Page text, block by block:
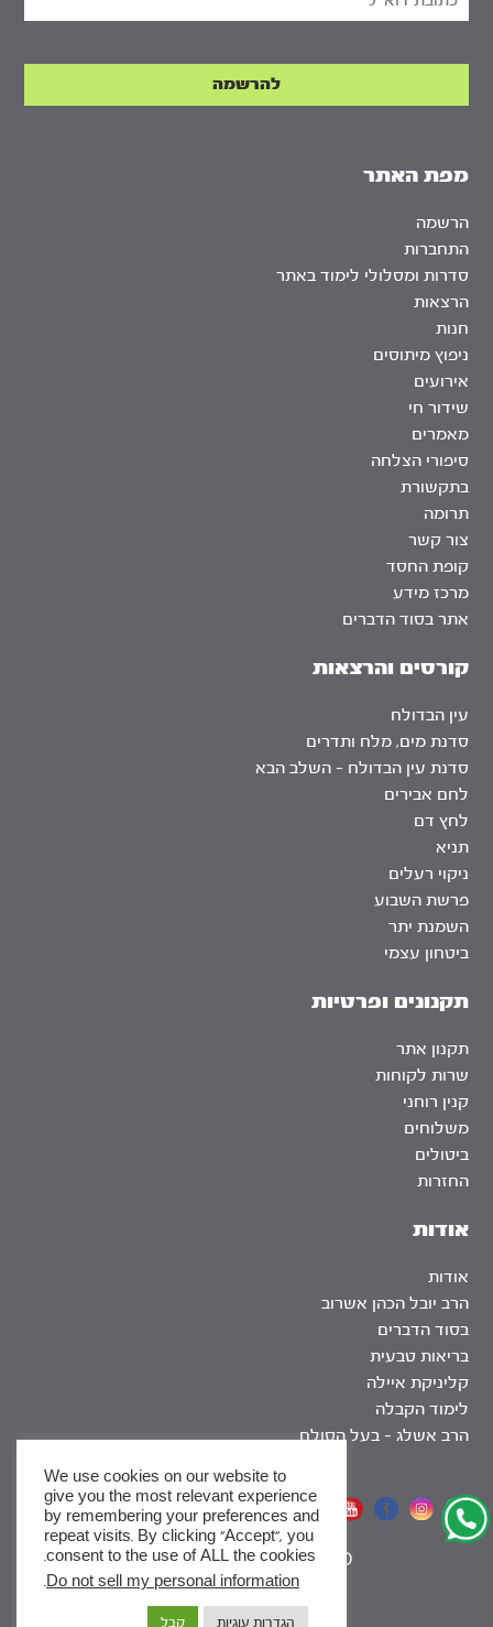
אודות
אודות
הרב יובל הכהן אשרוב
בסוד הדברים
בריאות טבעית
קליניקת איילה
לימוד הקבלה
הרב אשלג – בעל הסולם
מפת האתר
הרשמה
התחברות
סדרות ומסלולי לימוד באתר
הרצאות
חנות
ניפוץ מיתוסים
אירועים
שידור חי
מאמרים
סיפורי הצלחה
בתקשורת
תרומה
צור קשר
קופת החסד
מרכז מידע
אתר בסוד הדברים
קורסים והרצאות
עין הבדולח
סדנת מים, מלח ותדרים
סדנת עין הבדולח – השלב הבא
לחם אבירים
לחץ דם
תניא
ניקוי רעלים
פרשת השבוע
השמנת יתר
ביטחון עצמי
תקנונים ופרטיות
תקנון אתר
שרות לקוחות
קנין רוחני
משלוחים
ביטולים
החזרות
אתר שומר שבת
SEO
|
We use cookies on our website to
give you the most relevant experience
by remembering your preferences and
repeat visits. By clicking “Accept”, you
consent to the use of ALL the cookies.
Do not sell my personal information
.
הגדרות עוגיות קבל
x